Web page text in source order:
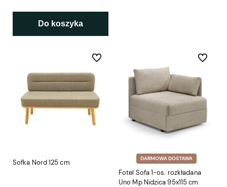
Do koszyka
Sofka Nord 125 cm
Do ulubionych
DARMOWA DOSTAWA
Fotel Sofa 1-os. rozkładana
Uno Mp Nidzica 95x115 cm
Do